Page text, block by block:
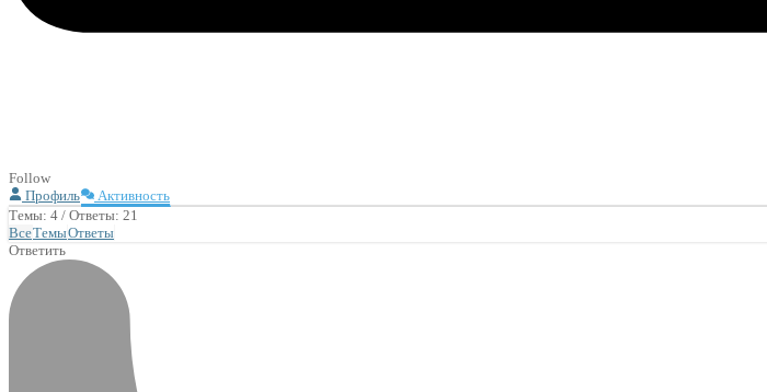
Follow
Профиль
Активность
Темы: 4 / Ответы: 21
ВсеТемыОтветы
Ответить